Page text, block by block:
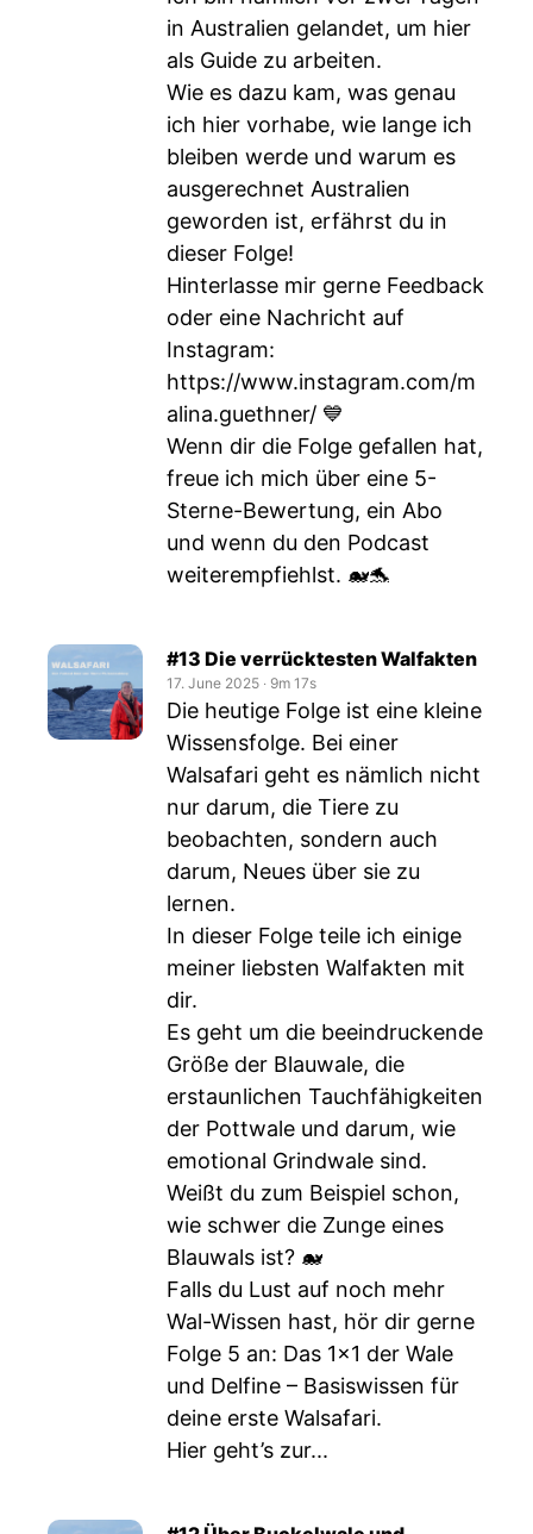
in Australien gelandet, um hier
als Guide zu arbeiten.
Wie es dazu kam, was genau
ich hier vorhabe, wie lange ich
bleiben werde und warum es
ausgerechnet Australien
geworden ist, erfährst du in
dieser Folge!
Hinterlasse mir gerne Feedback
oder eine Nachricht auf
Instagram:
https://www.instagram.com/m
alina.guethner/ 💙
Wenn dir die Folge gefallen hat,
freue ich mich über eine 5-
Sterne-Bewertung, ein Abo
und wenn du den Podcast
weiterempfiehlst. 🐋🐬
#13 Die verrücktesten Walfakten
17. June 2025 ‧ 9m 17s
Die heutige Folge ist eine kleine
Wissensfolge. Bei einer
Walsafari geht es nämlich nicht
nur darum, die Tiere zu
beobachten, sondern auch
darum, Neues über sie zu
lernen.
In dieser Folge teile ich einige
meiner liebsten Walfakten mit
dir.
Es geht um die beeindruckende
Größe der Blauwale, die
erstaunlichen Tauchfähigkeiten
der Pottwale und darum, wie
emotional Grindwale sind.
Weißt du zum Beispiel schon,
wie schwer die Zunge eines
Blauwals ist? 🐋
Falls du Lust auf noch mehr
Wal-Wissen hast, hör dir gerne
Folge 5 an: Das 1x1 der Wale
und Delfine – Basiswissen für
deine erste Walsafari.
Hier geht’s zur...